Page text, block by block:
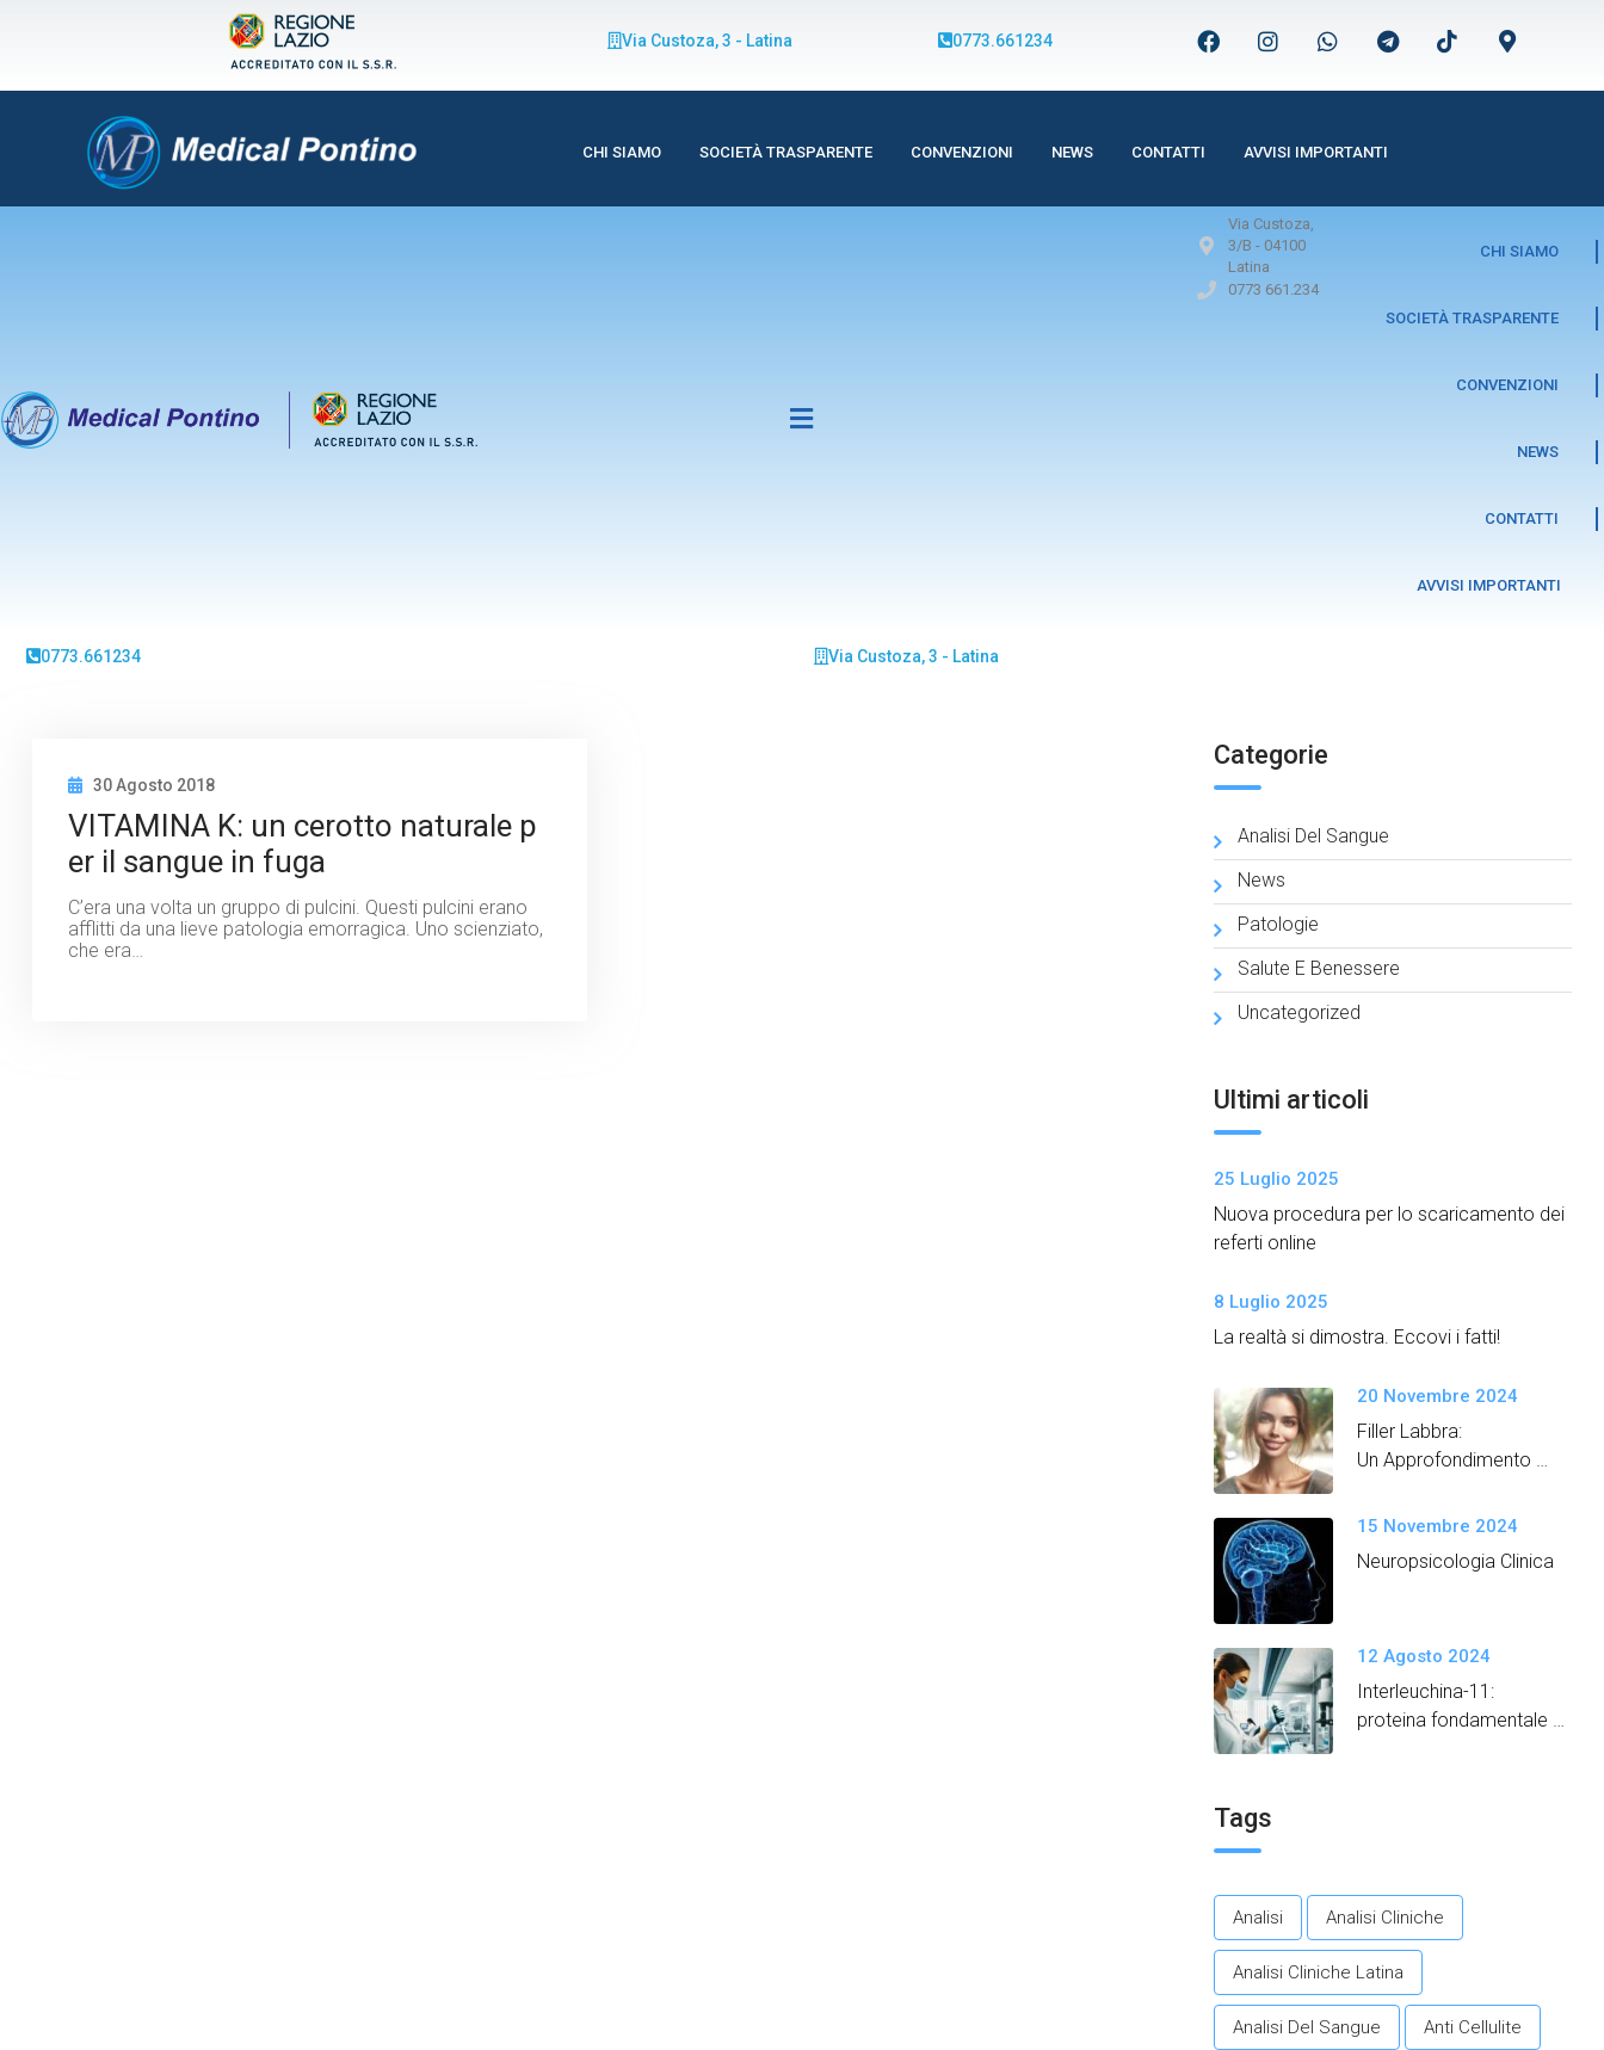
Via Custoza, 3 - Latina 0773.661234
CHI SIAMO SOCIETÀ TRASPARENTE CONVENZIONI NEWS CONTATTI AVVISI IMPORTANTI
Via Custoza,
3/B - 04100
Latina
0773 661.234
CHI SIAMO
SOCIETÀ TRASPARENTE
CONVENZIONI
NEWS
CONTATTI
AVVISI IMPORTANTI
0773.661234 Via Custoza, 3 - Latina
30 Agosto 2018
VITAMINA K: un cerotto naturale p
er il sangue in fuga
C’era una volta un gruppo di pulcini. Questi pulcini erano
afflitti da una lieve patologia emorragica. Uno scienziato,
che era…
Categorie
Analisi Del Sangue
News
Patologie
Salute E Benessere
Uncategorized
Ultimi articoli
25 Luglio 2025
Nuova procedura per lo scaricamento dei
referti online
8 Luglio 2025
La realtà si dimostra. Eccovi i fatti!
20 Novembre 2024
Filler Labbra:
Un Approfondimento
15 Novembre 2024
Neuropsicologia Clinica
12 Agosto 2024
Interleuchina-11:
proteina fondamentale
Tags
Analisi Analisi Cliniche
Analisi Cliniche Latina
Analisi Del Sangue Anti Cellulite